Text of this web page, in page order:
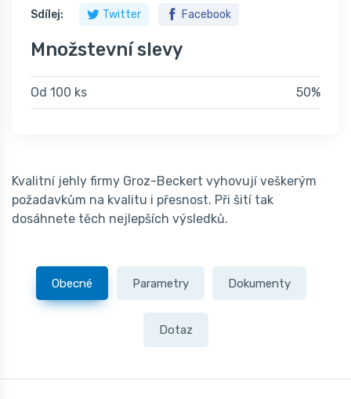
Sdílej: Twitter Facebook
Množstevní slevy
Od 100 ks 50%
Kvalitní jehly firmy Groz-Beckert vyhovují veškerým
požadavkům na kvalitu i přesnost. Při šití tak
dosáhnete těch nejlepších výsledků.
Obecné Parametry Dokumenty
Dotaz